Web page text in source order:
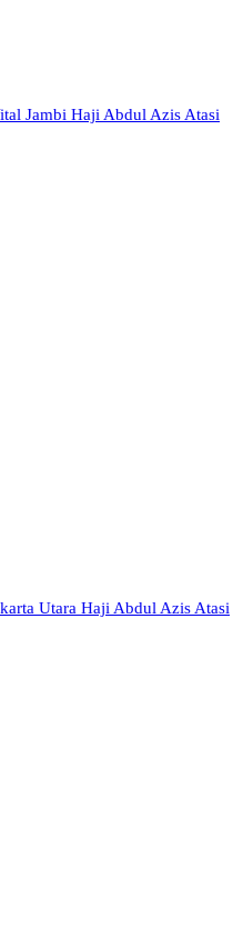
Jambi Haji Abdul Azis Atasi
Utara Haji Abdul Azis Atasi